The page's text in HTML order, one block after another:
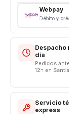
Capacidad:
CONSULTE POR
Respaldo VENTAS
Webpay
Débito y
Despacho
día
Pedidos
12h en
Servicio
express